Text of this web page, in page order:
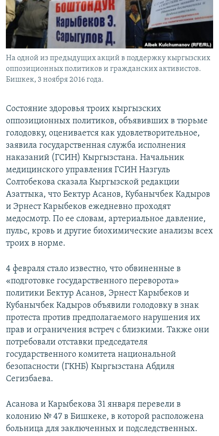
На одной из предыдущих акций в поддержку кыргызских
оппозиционных политиков и гражданских активистов.
Бишкек, 3 ноября 2016 года.
Состояние здоровья троих кыргызских
оппозиционных политиков, объявивших в тюрьме
голодовку, оценивается как удовлетворительное,
заявила государственная служба исполнения
наказаний (ГСИН) Кыргызстана. Начальник
медицинского управления ГСИН Назгуль
Солтобекова сказала Кыргызской редакции
Азаттыка, что Бектур Асанов, Кубанычбек Кадыров
и Эрнест Карыбеков ежедневно проходят
медосмотр. По ее словам, артериальное давление,
пульс, кровь и другие биохимические анализы всех
троих в норме.
4 февраля стало известно, что обвиненные в
«подготовке государственного переворота»
политики Бектур Асанов, Эрнест Карыбеков и
Кубанычбек Кадыров объявили голодовку в знак
протеста против предполагаемого нарушения их
прав и ограничения встреч с близкими. Также они
потребовали отставки председателя
государственного комитета национальной
безопасности (ГКНБ) Кыргызстана Абдиля
Сегизбаева.
Асанова и Карыбекова 31 января перевели в
колонию № 47 в Бишкеке, в которой расположена
больница для заключенных и подследственных.